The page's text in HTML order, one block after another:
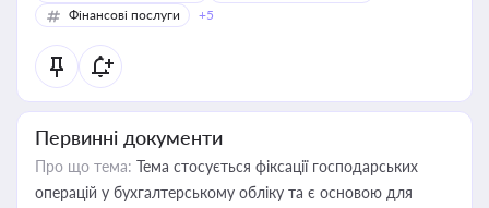
Фінансові послуги
+5
Первинні документи
Про що тема: Тема стосується фіксації господарських
операцій у бухгалтерському обліку та є основою для